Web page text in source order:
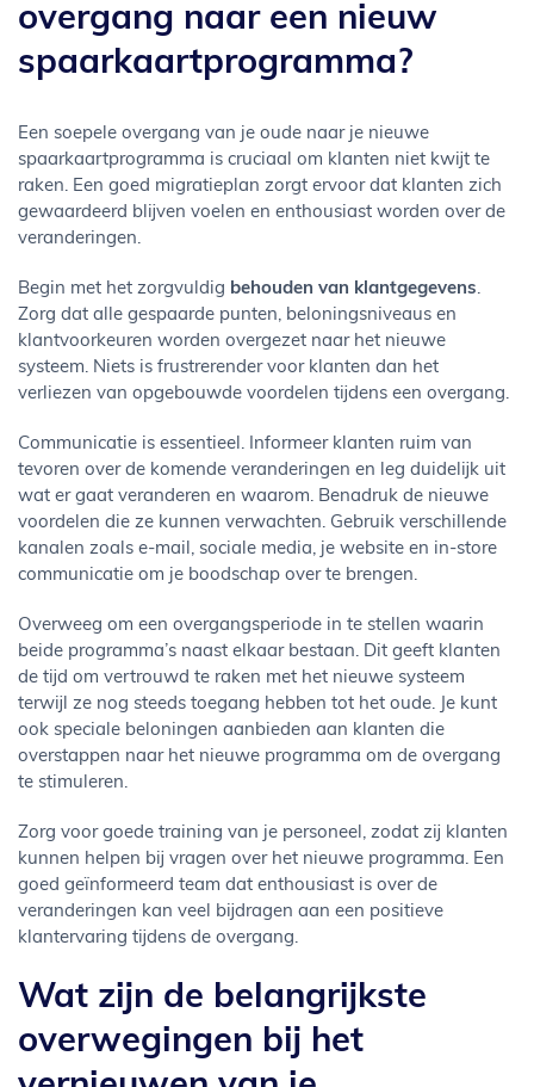
overgang naar een nieuw
spaarkaartprogramma?
Een soepele overgang van je oude naar je nieuwe
spaarkaartprogramma is cruciaal om klanten niet kwijt te
raken. Een goed migratieplan zorgt ervoor dat klanten zich
gewaardeerd blijven voelen en enthousiast worden over de
veranderingen.
Begin met het zorgvuldig behouden van klantgegevens.
Zorg dat alle gespaarde punten, beloningsniveaus en
klantvoorkeuren worden overgezet naar het nieuwe
systeem. Niets is frustrerender voor klanten dan het
verliezen van opgebouwde voordelen tijdens een overgang.
Communicatie is essentieel. Informeer klanten ruim van
tevoren over de komende veranderingen en leg duidelijk uit
wat er gaat veranderen en waarom. Benadruk de nieuwe
voordelen die ze kunnen verwachten. Gebruik verschillende
kanalen zoals e-mail, sociale media, je website en in-store
communicatie om je boodschap over te brengen.
Overweeg om een overgangsperiode in te stellen waarin
beide programma’s naast elkaar bestaan. Dit geeft klanten
de tijd om vertrouwd te raken met het nieuwe systeem
terwijl ze nog steeds toegang hebben tot het oude. Je kunt
ook speciale beloningen aanbieden aan klanten die
overstappen naar het nieuwe programma om de overgang
te stimuleren.
Zorg voor goede training van je personeel, zodat zij klanten
kunnen helpen bij vragen over het nieuwe programma. Een
goed geïnformeerd team dat enthousiast is over de
veranderingen kan veel bijdragen aan een positieve
klantervaring tijdens de overgang.
Wat zijn de belangrijkste
overwegingen bij het